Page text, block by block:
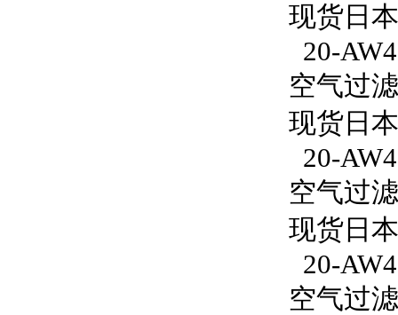
现货日
20-
空气过
现货日
20-
空气过
现货日
20-
空气过